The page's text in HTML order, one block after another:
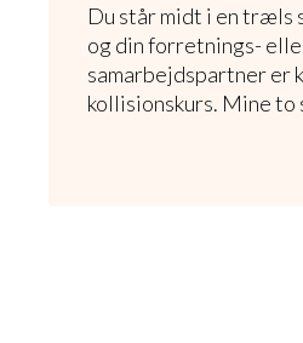
Du står midt i en træls
og din forretnings-
samarbejdspartner er
kollisionskurs. Mine to